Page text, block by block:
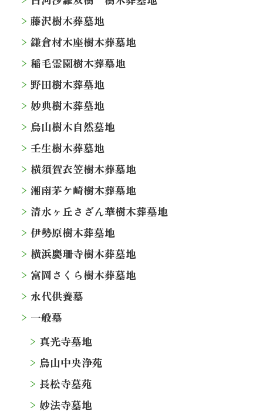
藤沢樹木葬墓地
鎌倉材木座樹木葬墓地
稲毛霊園樹木葬墓地
野田樹木葬墓地
妙典樹木葬墓地
烏山樹木自然墓地
壬生樹木葬墓地
横須賀衣笠樹木葬墓地
湘南茅ケ崎樹木葬墓地
清水ヶ丘さざん華樹木葬墓地
伊勢原樹木葬墓地
横浜慶珊寺樹木葬墓地
富岡さくら樹木葬墓地
永代供養墓
一般墓
真光寺墓地
烏山中央浄苑
長松寺墓苑
妙法寺墓地